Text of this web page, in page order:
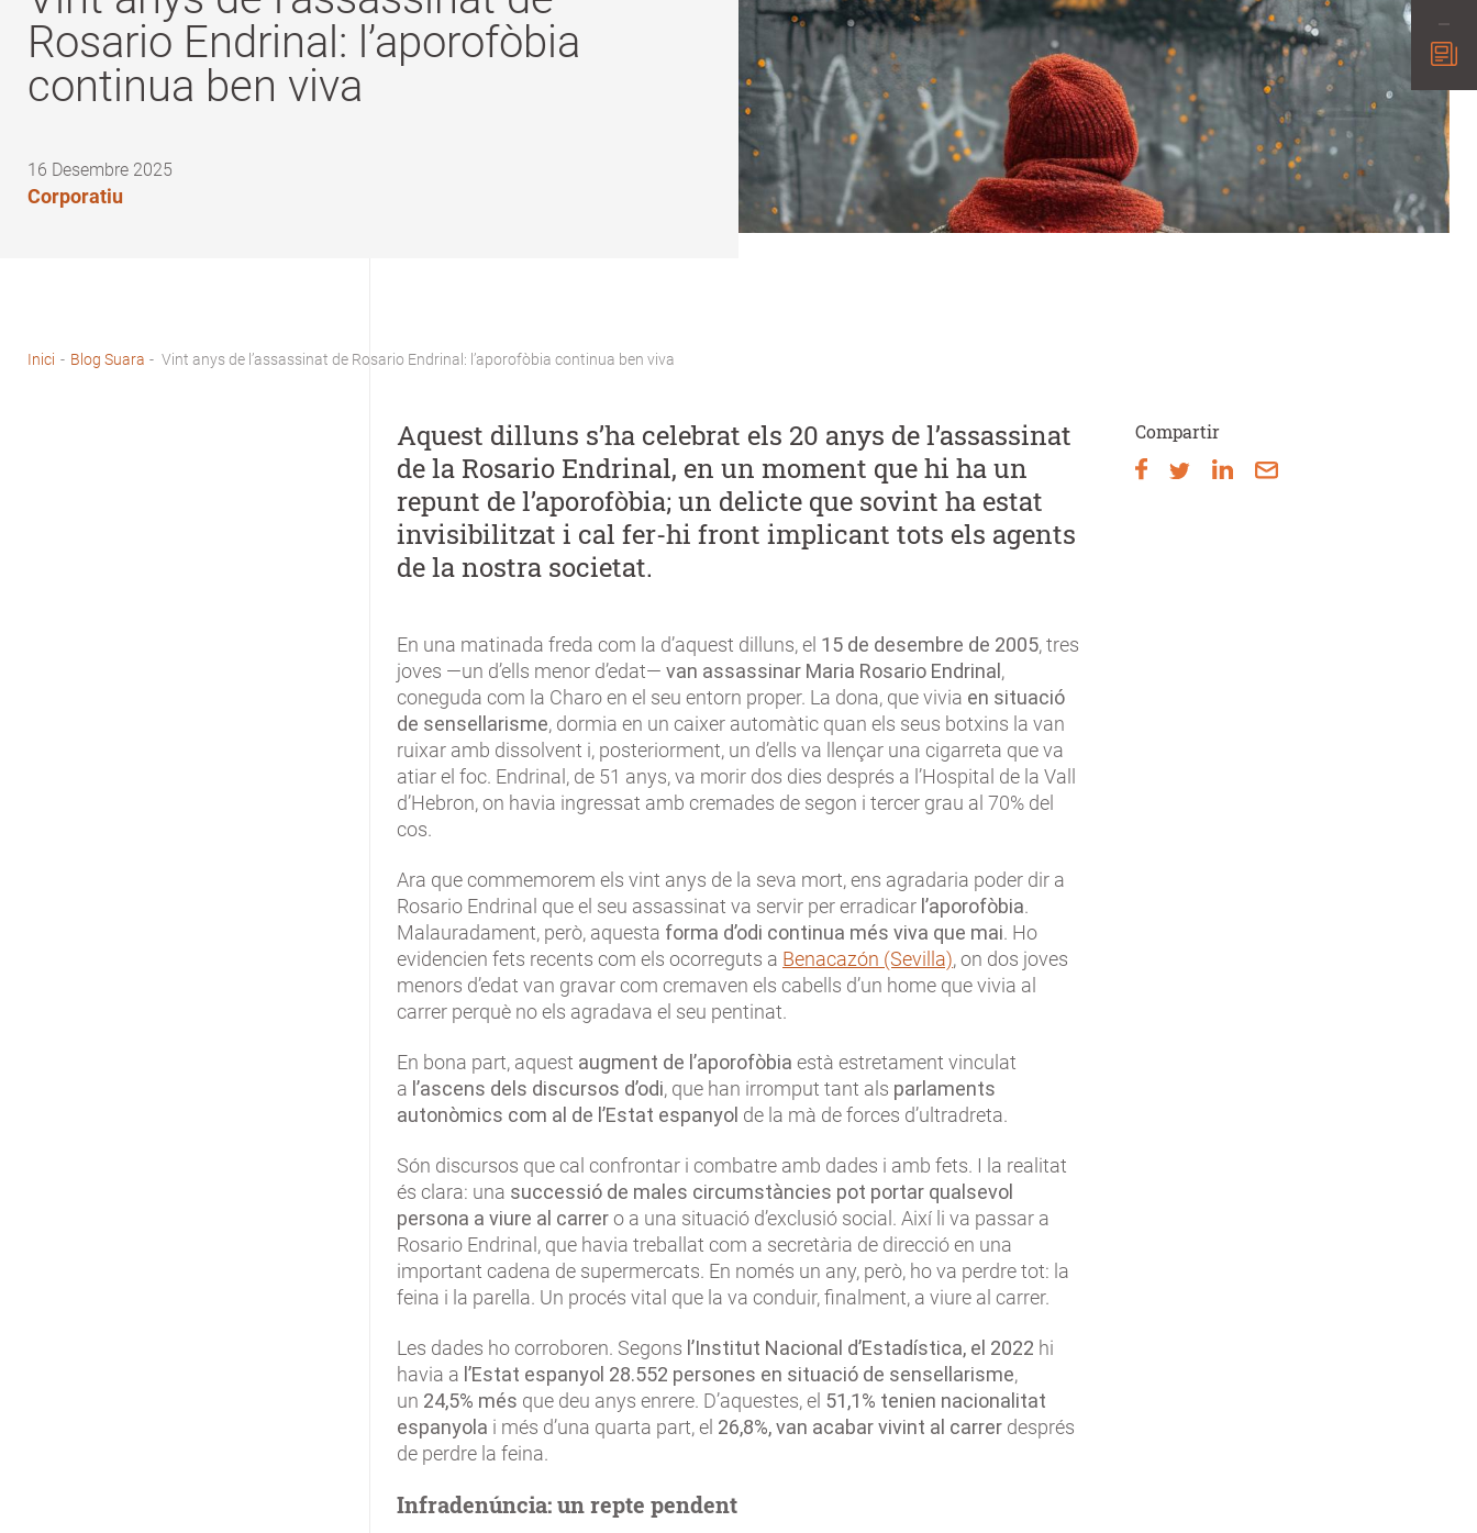
Rosario Endrinal: l’aporofòbia
continua ben viva
16 Desembre 2025
Corporatiu
Inici - Blog Suara - Vint anys de l’assassinat de Rosario Endrinal: l’aporofòbia continua ben viva
Compartir
Aquest dilluns s’ha celebrat els 20 anys de l’assassinat
de la Rosario Endrinal, en un moment que hi ha un
repunt de l’aporofòbia; un delicte que sovint ha estat
invisibilitzat i cal fer-hi front implicant tots els agents
de la nostra societat.
En una matinada freda com la d’aquest dilluns, el 15 de desembre de 2005, tres
joves —un d’ells menor d’edat— van assassinar Maria Rosario Endrinal ,
coneguda com la Charo en el seu entorn proper. La dona, que vivia en situació
de sensellarisme, dormia en un caixer automàtic quan els seus botxins la van
ruixar amb dissolvent i, posteriorment, un d’ells va llençar una cigarreta que va
atiar el foc. Endrinal, de 51 anys, va morir dos dies després a l’Hospital de la Vall
d’Hebron, on havia ingressat amb cremades de segon i tercer grau al 70% del
cos.
Ara que commemorem els vint anys de la seva mort, ens agradaria poder dir a
Rosario Endrinal que el seu assassinat va servir per erradicar l’aporofòbia.
Malauradament, però, aquesta forma d’odi continua més viva que mai. Ho
evidencien fets recents com els ocorreguts a Benacazón (Sevilla), on dos joves
menors d’edat van gravar com cremaven els cabells d’un home que vivia al
carrer perquè no els agradava el seu pentinat.
En bona part, aquest augment de l’aporofòbia està estretament vinculat
a l’ascens dels discursos d’odi, que han irromput tant als parlaments
autonòmics com al de l’Estat espanyol de la mà de forces d’ultradreta.
Són discursos que cal confrontar i combatre amb dades i amb fets. I la realitat
és clara: una successió de males circumstàncies pot portar qualsevol
persona a viure al carrero a una situació d’exclusió social. Així li va passar a
Rosario Endrinal, que havia treballat com a secretària de direcció en una
important cadena de supermercats. En només un any, però, ho va perdre tot: la
feina i la parella. Un procés vital que la va conduir, finalment, a viure al carrer.
Les dades ho corroboren. Segons l’Institut Nacional d’Estadística, el 2022 hi
havia a l’Estat espanyol 28.552 persones en situació de sensellarisme,
un 24,5% més que deu anys enrere. D’aquestes, el 51,1% tenien nacionalitat
espanyola i més d’una quarta part, el 26,8%, van acabar vivint al carrer després
de perdre la feina.
Infradenúncia: un repte pendent